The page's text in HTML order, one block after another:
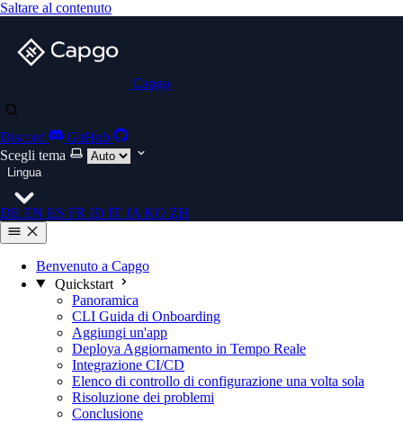
Saltare al contenuto
Capgo
Discord
GitHub
Scegli tema
Lingua
DE EN ES FR ID IT JA KO ZH
Benvenuto a Capgo
Quickstart
Panoramica
CLI Guida di Onboarding
Aggiungi un'app
Deploya Aggiornamento in Tempo Reale
Integrazione CI/CD
Elenco di controllo di configurazione una volta sola
Risoluzione dei problemi
Conclusione